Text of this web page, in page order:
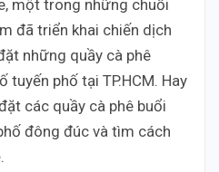
một trong những chuỗi
đã triển khai chiến dịch
những quầy cà phê
tuyến phố tại TP.HCM. Hay
các quầy cà phê buổi
đông đúc và tìm cách